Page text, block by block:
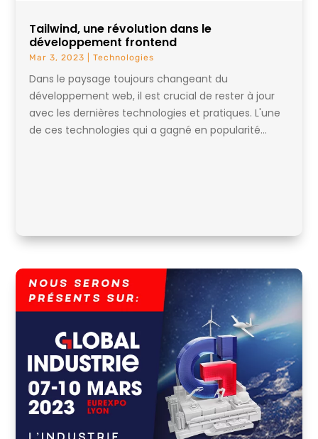
Tailwind, une révolution dans le
développement frontend
Mar 3, 2023 |Technologies
Dans le paysage toujours changeant du
développement web, il est crucial de rester à jour
avec les dernières technologies et pratiques. L'une
de ces technologies qui a gagné en popularité...